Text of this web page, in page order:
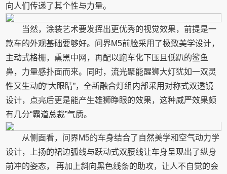
向人们传递了其个性与力量。
当然，涂装艺术要发挥出更优秀的视觉效果，前提是一
款车的外观基础要够好。问界M5前脸采用了极致美学设计，
主动式格栅，熏黑中网，再配以跑车化下压且低趴的鲨鱼
鼻，力量感扑面而来。同时，流光聚能醒狮大灯犹如一双灵
性又生动的“大眼睛”，全新融合灯组内部采用对称式双透镜
设计，点亮后更是能产生雄狮睁眼的效果，这种威严效果颇
有几分“霸道总裁”气质。
从侧面看，问界M5的车身结合了自然美学和空气动力学
设计，上扬的裙边弧线与跃动式双腰线让车身呈现出了纵身
前冲的姿态， 再加上斜向黑色线条的助攻，让人不自觉的会